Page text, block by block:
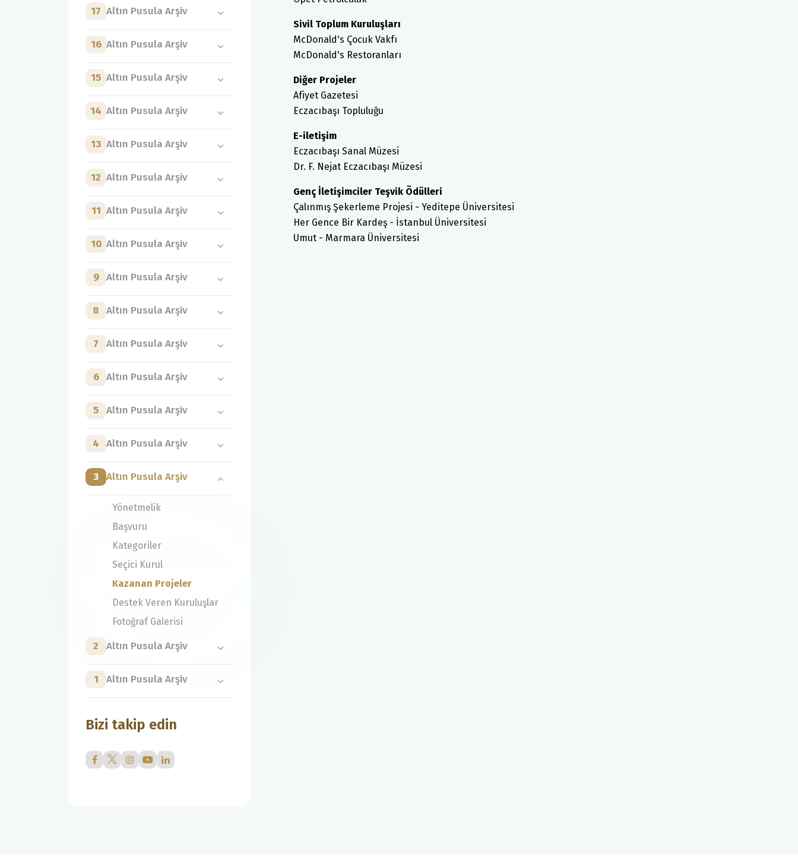
Sivil Toplum Kuruluşları
McDonald's Çocuk Vakfı
McDonald's Restoranları
Diğer Projeler
Afiyet Gazetesi
Eczacıbaşı Topluluğu
E-iletişim
Eczacıbaşı Sanal Müzesi
Dr. F. Nejat Eczacıbaşı Müzesi
Genç İletişimciler Teşvik Ödülleri
Çalınmış Şekerleme Projesi - Yeditepe Üniversitesi
Her Gence Bir Kardeş - İstanbul Üniversitesi
Umut - Marmara Üniversitesi
17 Altın Pusula Arşiv
16 Altın Pusula Arşiv
15 Altın Pusula Arşiv
14 Altın Pusula Arşiv
13 Altın Pusula Arşiv
12 Altın Pusula Arşiv
11 Altın Pusula Arşiv
10 Altın Pusula Arşiv
9 Altın Pusula Arşiv
8 Altın Pusula Arşiv
7 Altın Pusula Arşiv
6 Altın Pusula Arşiv
5 Altın Pusula Arşiv
4 Altın Pusula Arşiv
3 Altın Pusula Arşiv
Yönetmelik
Başvuru
Kategoriler
Seçici Kurul
Kazanan Projeler
Destek Veren Kuruluşlar
Fotoğraf Galerisi
2 Altın Pusula Arşiv
1 Altın Pusula Arşiv
Bizi takip edin